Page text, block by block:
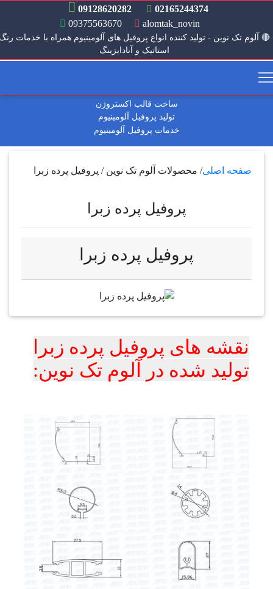
02165244374
09128620282
alomtak_novin
09375563670
آلوم تک نوین - تولید کننده انواع پروفیل های آلومینیوم همراه با خدمات رنگ
استاتیک و آنادایزینگ
قبلی بعدی
ساخت قالب اکستروژن
تولید پروفیل آلومینیوم
خدمات پروفیل آلومینیوم
صفحه اصلی/ محصولات آلوم تک نوین/پروفیل پرده زبرا
پروفیل پرده زبرا
پروفیل پرده زبرا
نقشه های پروفیل پرده زبرا
تولید شده در آلوم تک نوین: